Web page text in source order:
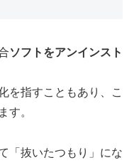
ソフトをアンインスト
を指すこともあり、こ
す。
「抜いたつもり」にな